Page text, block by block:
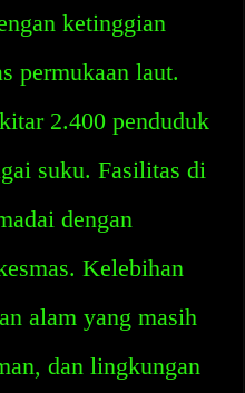
ketinggian
permukaan laut.
2.400 penduduk
suku. Fasilitas di
dengan
Kelebihan
alam yang masih
dan lingkungan